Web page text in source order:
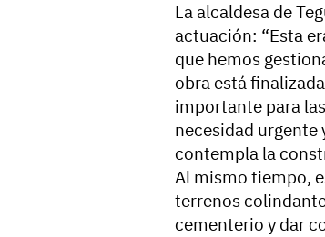
La alcaldesa de
actuación: “Esta
que hemos
obra está
importante para
necesidad urgente
contempla la
Al mismo tiempo,
terrenos
cementerio y dar